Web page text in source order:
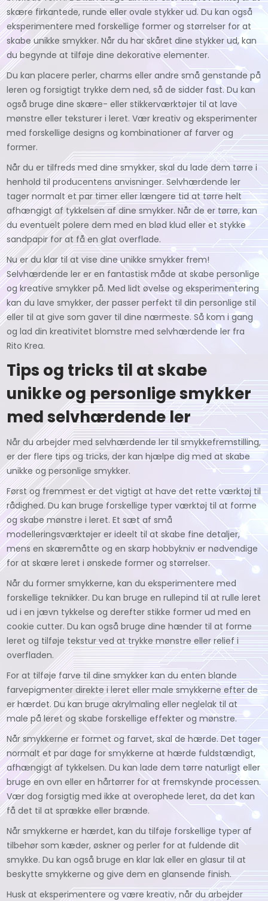
skære firkantede, runde eller ovale stykker ud. Du kan også
eksperimentere med forskellige former og størrelser for at
skabe unikke smykker. Når du har skåret dine stykker ud, kan
du begynde at tilføje dine dekorative elementer.
Du kan placere perler, charms eller andre små genstande på
leren og forsigtigt trykke dem ned, så de sidder fast. Du kan
også bruge dine skære- eller stikkerværktøjer til at lave
mønstre eller teksturer i leret. Vær kreativ og eksperimenter
med forskellige designs og kombinationer af farver og
former.
Når du er tilfreds med dine smykker, skal du lade dem tørre i
henhold til producentens anvisninger. Selvhærdende ler
tager normalt et par timer eller længere tid at tørre helt
afhængigt af tykkelsen af dine smykker. Når de er tørre, kan
du eventuelt polere dem med en blød klud eller et stykke
sandpapir for at få en glat overflade.
Nu er du klar til at vise dine unikke smykker frem!
Selvhærdende ler er en fantastisk måde at skabe personlige
og kreative smykker på. Med lidt øvelse og eksperimentering
kan du lave smykker, der passer perfekt til din personlige stil
eller til at give som gaver til dine nærmeste. Så kom i gang
og lad din kreativitet blomstre med selvhærdende ler fra
Rito Krea.
Tips og tricks til at skabe
unikke og personlige smykker
med selvhærdende ler
Når du arbejder med selvhærdende ler til smykkefremstilling,
er der flere tips og tricks, der kan hjælpe dig med at skabe
unikke og personlige smykker.
Først og fremmest er det vigtigt at have det rette værktøj til
rådighed. Du kan bruge forskellige typer værktøj til at forme
og skabe mønstre i leret. Et sæt af små
modelleringsværktøjer er ideelt til at skabe fine detaljer,
mens en skæremåtte og en skarp hobbykniv er nødvendige
for at skære leret i ønskede former og størrelser.
Når du former smykkerne, kan du eksperimentere med
forskellige teknikker. Du kan bruge en rullepind til at rulle leret
ud i en jævn tykkelse og derefter stikke former ud med en
cookie cutter. Du kan også bruge dine hænder til at forme
leret og tilføje tekstur ved at trykke mønstre eller relief i
overfladen.
For at tilføje farve til dine smykker kan du enten blande
farvepigmenter direkte i leret eller male smykkerne efter de
er hærdet. Du kan bruge akrylmaling eller neglelak til at
male på leret og skabe forskellige effekter og mønstre.
Når smykkerne er formet og farvet, skal de hærde. Det tager
normalt et par dage for smykkerne at hærde fuldstændigt,
afhængigt af tykkelsen. Du kan lade dem tørre naturligt eller
bruge en ovn eller en hårtørrer for at fremskynde processen.
Vær dog forsigtig med ikke at overophede leret, da det kan
få det til at sprække eller brænde.
Når smykkerne er hærdet, kan du tilføje forskellige typer af
tilbehør som kæder, øskner og perler for at fuldende dit
smykke. Du kan også bruge en klar lak eller en glasur til at
beskytte smykkerne og give dem en glansende finish.
Husk at eksperimentere og være kreativ, når du arbejder